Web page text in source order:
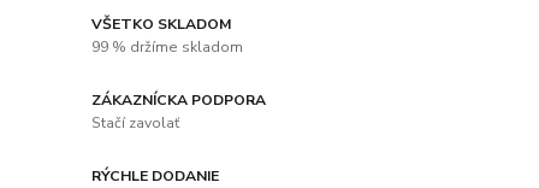
VŠETKO SKLADOM
99 % držíme skladom
ZÁKAZNÍCKA PODPORA
Stačí zavolať
RÝCHLE DODANIE